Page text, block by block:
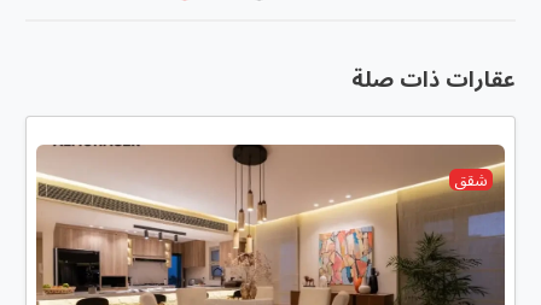
عقارات ذات صلة
شقق